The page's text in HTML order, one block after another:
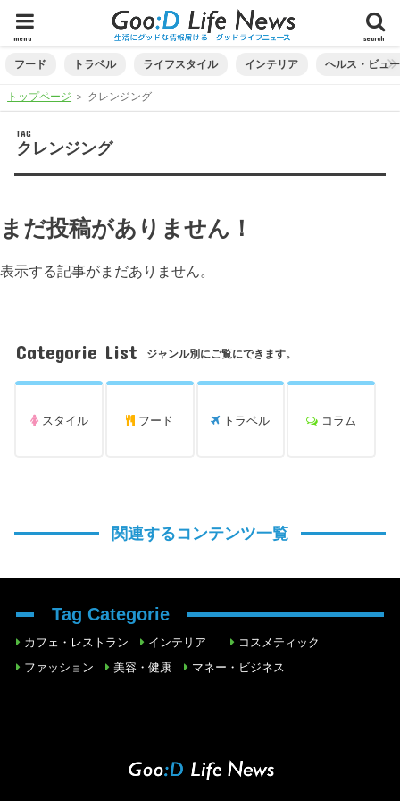
search
menu
フード トラベル ライフスタイル インテリア ヘルス・ビュ
トップページ ＞ クレンジング
TAG
クレンジング
まだ投稿がありません！
表示する記事がまだありません。
Categorie List ジャンル別にご覧にできます。
スタイル フード トラベル コラム
関連するコンテンツ一覧
Tag Categorie
カフェ・レストラン インテリア
コスメティック
ファッション
美容・健康 マネー・ビジネス